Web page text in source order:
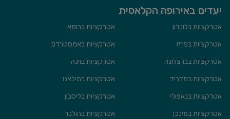
יעדים באירופה הקלאסית
אטרקציות בלונדון
אטרקציות ברומא
אטרקציות בפריז
אטרקציות באמסטרדם
אטרקציות בברצלונה
אטרקציות בוינה
אטרקציות במדריד
אטרקציות במילאנו
אטרקציות בנאפולי
אטרקציות בליסבון
אטרקציות במינכן
אטרקציות בהולנד